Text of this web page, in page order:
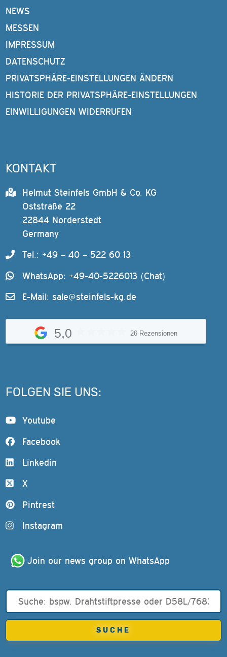
NEWS
MESSEN
IMPRESSUM
DATENSCHUTZ
PRIVATSPHÄRE-EINSTELLUNGEN ÄNDERN
HISTORIE DER PRIVATSPHÄRE-EINSTELLUNGEN
EINWILLIGUNGEN WIDERRUFEN
KONTAKT
Helmut Steinfels GmbH & Co. KG
Oststraße 22
22844 Norderstedt
Germany
Tel.: +49 – 40 – 522 60 13
WhatsApp: +49-40-5226013 (Chat)
E-Mail: sale@steinfels-kg.de
5,0 26 Rezensionen
FOLGEN SIE UNS:
Youtube
Facebook
Linkedin
X
Pintrest
Instagram
Join our news group on WhatsApp